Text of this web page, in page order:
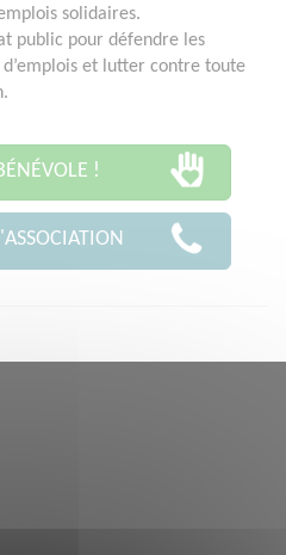
solidaires.
public pour défendre les
et lutter contre toute
!